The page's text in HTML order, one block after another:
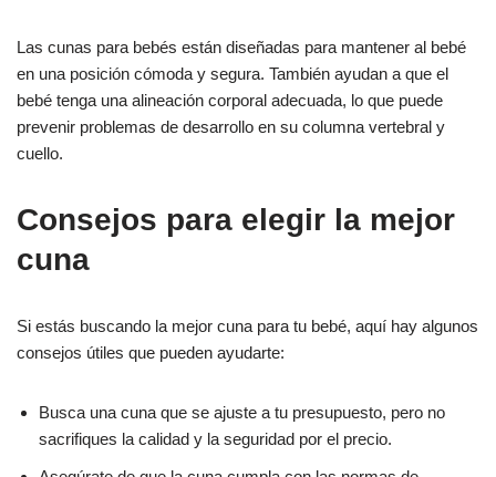
Las cunas para bebés están diseñadas para mantener al bebé
en una posición cómoda y segura. También ayudan a que el
bebé tenga una alineación corporal adecuada, lo que puede
prevenir problemas de desarrollo en su columna vertebral y
cuello.
Consejos para elegir la mejor
cuna
Si estás buscando la mejor cuna para tu bebé, aquí hay algunos
consejos útiles que pueden ayudarte:
Busca una cuna que se ajuste a tu presupuesto, pero no
sacrifiques la calidad y la seguridad por el precio.